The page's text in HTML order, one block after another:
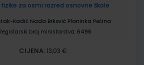
fizike za osmi razred osnovne škole
Kadić Nada Brković Planinka Pećina
broj ministarstva: 6496
CIJENA: 13,03 €